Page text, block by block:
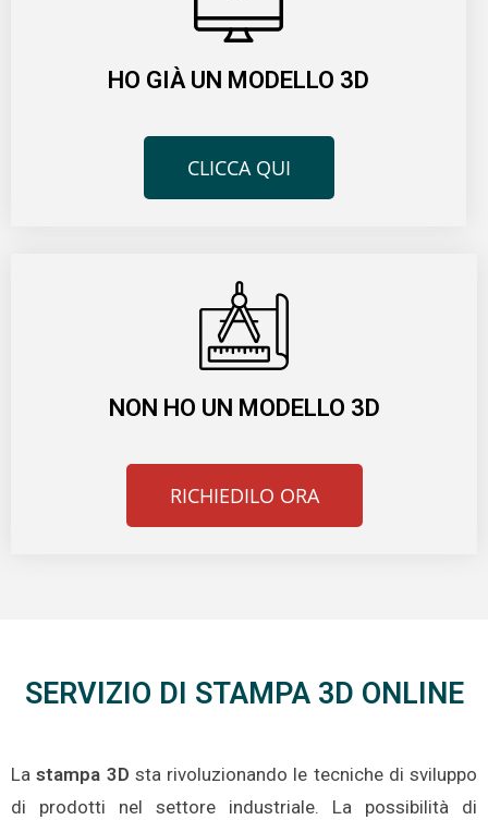
HO GIÀ UN MODELLO 3D​
CLICCA QUI
NON HO UN MODELLO 3D
RICHIEDILO ORA
SERVIZIO DI STAMPA 3D ONLINE
Lastampa 3D sta rivoluzionando le tecniche di sviluppo
di prodotti nel settore industriale. La possibilità di